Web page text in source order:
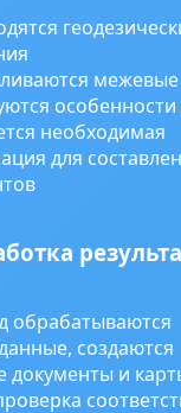
межевые
особенности
необходимая
для
обрабатываются
создаются
документы и